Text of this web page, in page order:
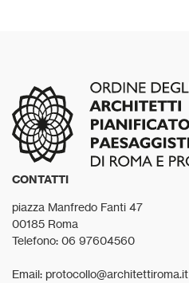
CONTATTI
piazza Manfredo Fanti 47
00185 Roma
Telefono: 06 97604560
Email: protocollo@architettiroma.it